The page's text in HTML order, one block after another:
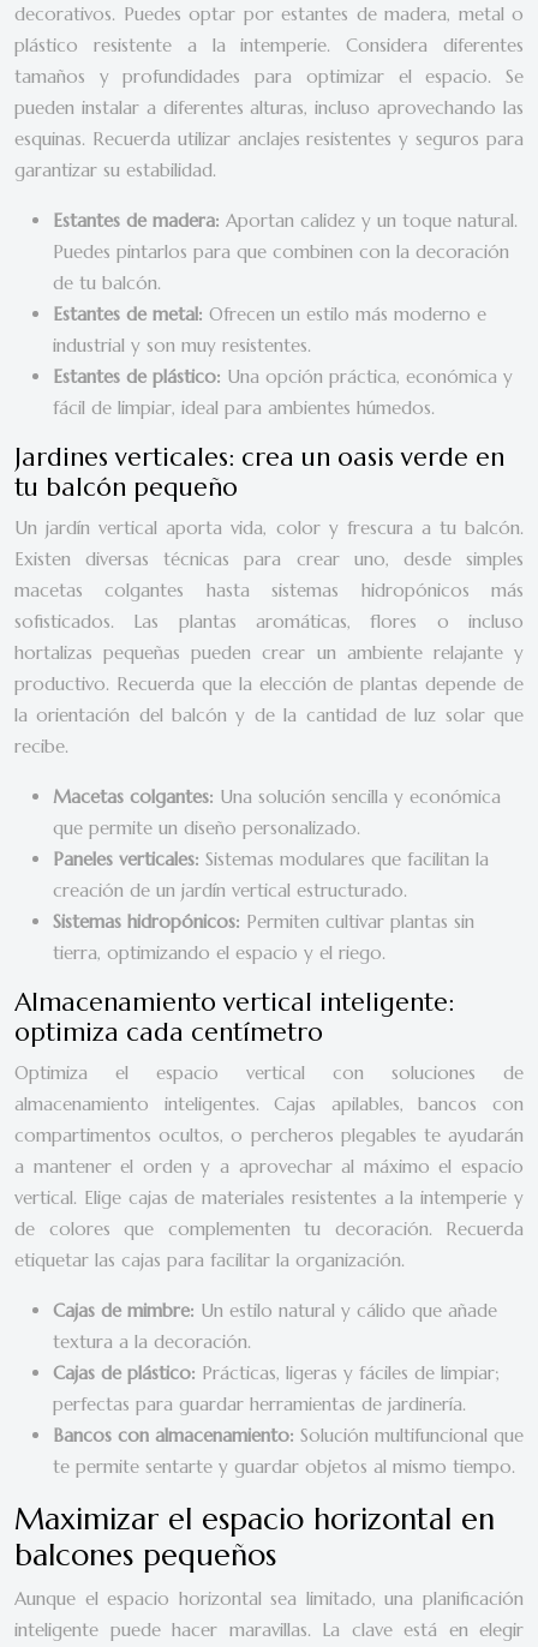
decorativos. Puedes optar por estantes de madera, metal o
plástico resistente a la intemperie. Considera diferentes
tamaños y profundidades para optimizar el espacio. Se
pueden instalar a diferentes alturas, incluso aprovechando las
esquinas. Recuerda utilizar anclajes resistentes y seguros para
garantizar su estabilidad.
Estantes de madera: Aportan calidez y un toque natural.
Puedes pintarlos para que combinen con la decoración
de tu balcón.
Estantes de metal: Ofrecen un estilo más moderno e
industrial y son muy resistentes.
Estantes de plástico: Una opción práctica, económica y
fácil de limpiar, ideal para ambientes húmedos.
Jardines verticales: crea un oasis verde en
tu balcón pequeño
Un jardín vertical aporta vida, color y frescura a tu balcón.
Existen diversas técnicas para crear uno, desde simples
macetas colgantes hasta sistemas hidropónicos más
sofisticados. Las plantas aromáticas, flores o incluso
hortalizas pequeñas pueden crear un ambiente relajante y
productivo. Recuerda que la elección de plantas depende de
la orientación del balcón y de la cantidad de luz solar que
recibe.
Macetas colgantes: Una solución sencilla y económica
que permite un diseño personalizado.
Paneles verticales: Sistemas modulares que facilitan la
creación de un jardín vertical estructurado.
Sistemas hidropónicos: Permiten cultivar plantas sin
tierra, optimizando el espacio y el riego.
Almacenamiento vertical inteligente:
optimiza cada centímetro
Optimiza el espacio vertical con soluciones de
almacenamiento inteligentes. Cajas apilables, bancos con
compartimentos ocultos, o percheros plegables te ayudarán
a mantener el orden y a aprovechar al máximo el espacio
vertical. Elige cajas de materiales resistentes a la intemperie y
de colores que complementen tu decoración. Recuerda
etiquetar las cajas para facilitar la organización.
Cajas de mimbre: Un estilo natural y cálido que añade
textura a la decoración.
Cajas de plástico: Prácticas, ligeras y fáciles de limpiar;
perfectas para guardar herramientas de jardinería.
Bancos con almacenamiento: Solución multifuncional que
te permite sentarte y guardar objetos al mismo tiempo.
Maximizar el espacio horizontal en
balcones pequeños
Aunque el espacio horizontal sea limitado, una planificación
inteligente puede hacer maravillas. La clave está en elegir